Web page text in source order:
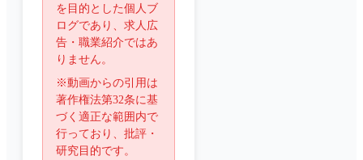
を目的とした個人ブ
ログであり、求人広
告・職業紹介ではあ
りません。
※動画からの引用は
著作権法第32条に基
づく適正な範囲内で
行っており、批評・
研究目的です。